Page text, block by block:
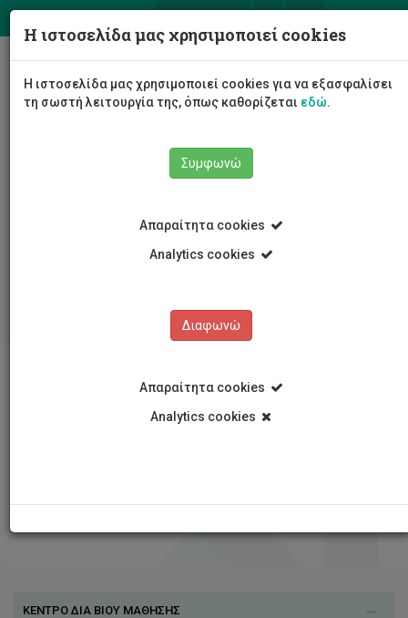
ΚΕΝΤΡΟ ΔΙΑ ΒΙΟΥ ΜΑΘΗΣΗΣ
Η ιστοσελίδα μας χρησιμοποιεί cookies
Η ιστοσελίδα μας χρησιμοποιεί cookies για να εξασφαλίσει
τη σωστή λειτουργία της, όπως καθορίζεται εδώ.
Συμφωνώ
Απαραίτητα cookies
Analytics cookies
Διαφωνώ
Απαραίτητα cookies
Analytics cookies